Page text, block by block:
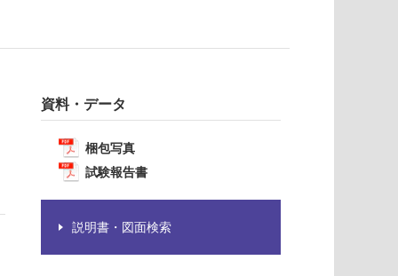
資料・データ
梱包写真
試験報告書
説明書・図面検索